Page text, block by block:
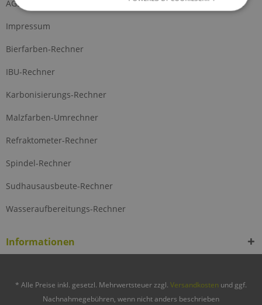
AGB
Impressum
Bierfarben-Rechner
IBU-Rechner
Karbonisierungs-Rechner
Malzfarben-Umrechner
Refraktometer-Rechner
Spindel-Rechner
Sudhausausbeute-Rechner
Wasseraufbereitungs-Rechner
Informationen
* Alle Preise inkl. gesetzl. Mehrwertsteuer zzgl. Versandkosten und ggf.
Nachnahmegebühren, wenn nicht anders beschrieben